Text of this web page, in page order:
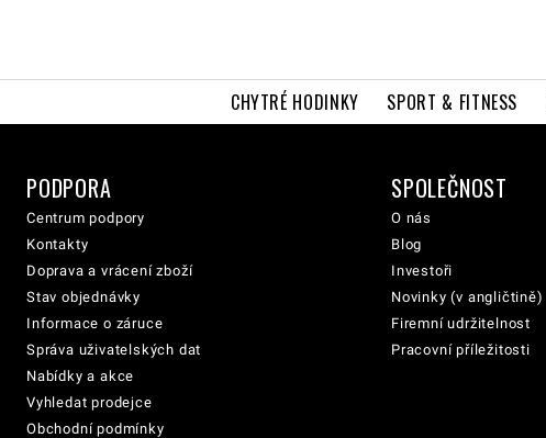
CHYTRÉ HODINKY SPORT & FITNESS
PODPORA
Centrum podpory
Kontakty
Doprava a vrácení zboží
Stav objednávky
Informace o záruce
Správa uživatelských dat
Nabídky a akce
Vyhledat prodejce
Obchodní podmínky
SPOLEČNOST
O nás
Blog
Investoři
Novinky (v angličtině)
Firemní udržitelnost
Pracovní příležitosti